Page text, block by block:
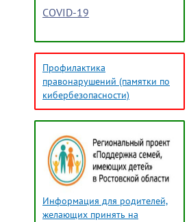
COVID-19
Профилактика
правонарушений (памятки по
кибербезопасности)
Информация для родителей,
желающих принять на